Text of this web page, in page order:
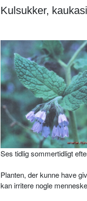
Kulsukker,
Ses tidlig sommertidligt
Planten, der kunne have
kan irritere nogle